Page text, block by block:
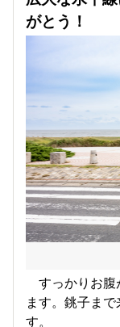
がとう！
すっかりお腹
ます。銚子ま
す。